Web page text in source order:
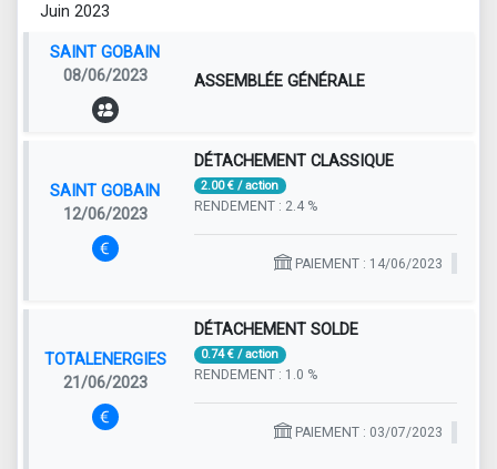
Juin 2023
SAINT GOBAIN
08/06/2023
ASSEMBLÉE GÉNÉRALE
SAINT GOBAIN
12/06/2023
DÉTACHEMENT CLASSIQUE
2.00 € / action
RENDEMENT : 2.4 %
PAIEMENT : 14/06/2023
TOTALENERGIES
21/06/2023
DÉTACHEMENT SOLDE
0.74 € / action
RENDEMENT : 1.0 %
PAIEMENT : 03/07/2023